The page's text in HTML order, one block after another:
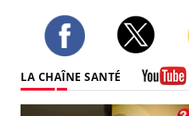
LA CHAÎNE SANTÉ